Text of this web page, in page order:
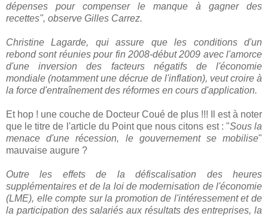
dépenses pour compenser le manque à gagner des
recettes", observe Gilles Carrez.
Christine Lagarde, qui assure que les conditions d'un
rebond sont réunies pour fin 2008-début 2009 avec l'amorce
d'une inversion des facteurs négatifs de l'économie
mondiale (notamment une décrue de l'inflation), veut croire à
la force d'entraînement des réformes en cours d'application.
Et hop ! une couche de Docteur Coué de plus !!! Il est à noter
que le titre de l'article du Point que nous citons est : "Sous la
menace d'une récession, le gouvernement se mobilise"
mauvaise augure ?
Outre les effets de la défiscalisation des heures
supplémentaires et de la loi de modernisation de l'économie
(LME), elle compte sur la promotion de l'intéressement et de
la participation des salariés aux résultats des entreprises, la